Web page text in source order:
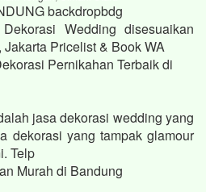
backdropbdg
Wedding disesuaikan
Pricelist & Book WA
Pernikahan Terbaik di
jasa dekorasi wedding yang
dekorasi yang tampak glamour
Telp
Murah di Bandung